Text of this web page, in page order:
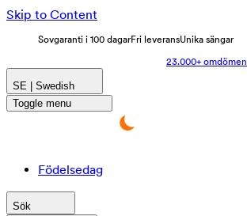
Skip to Content
Sovgaranti i 100 dagarFri leveransUnika sängar
23.000+ omdömen
SE | Swedish
Toggle menu
Födelsedag
Sök